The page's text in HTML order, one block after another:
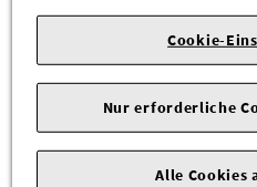
Tel:
dialog.mb@mercedes-
https://www.mercedes-
Cookie-
Nur erforderliche
Alle Cookies